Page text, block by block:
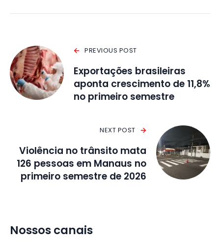
PREVIOUS POST
Exportações brasileiras
aponta crescimento de 11,8%
no primeiro semestre
NEXT POST
Violência no trânsito mata
126 pessoas em Manaus no
primeiro semestre de 2026
Nossos canais